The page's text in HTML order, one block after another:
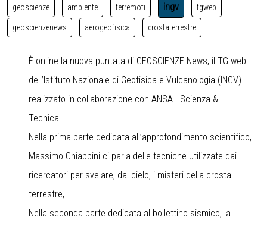
geoscienze ambiente terremoti ingv tgweb
geoscienzenews aerogeofisica crostaterrestre
È online la nuova puntata di GEOSCIENZE News, il TG web
dell’Istituto Nazionale di Geofisica e Vulcanologia (INGV)
realizzato in collaborazione con ANSA - Scienza &
Tecnica.
Nella prima parte dedicata all’approfondimento scientifico,
Massimo Chiappini ci parla delle tecniche utilizzate dai
ricercatori per svelare, dal cielo, i misteri della crosta
terrestre,
Nella seconda parte dedicata al bollettino sismico, la